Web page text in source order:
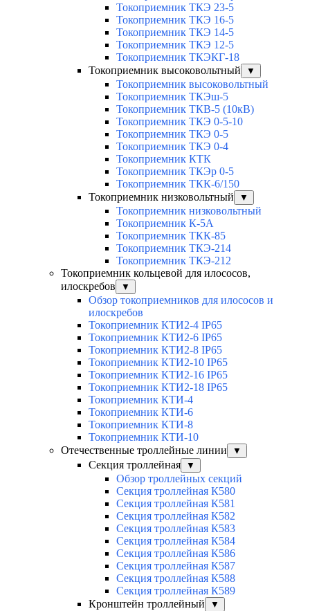
Токоприемник ТКЭ 23-5
Токоприемник ТКЭ 16-5
Токоприемник ТКЭ 14-5
Токоприемник ТКЭ 12-5
Токоприемник ТКЭКГ-18
Токоприемник высоковольтный
▼
Токоприемник высоковольтный
Токоприемник ТКЭш-5
Токоприемник ТКВ-5 (10кВ)
Токоприемник ТКЭ 0-5-10
Токоприемник ТКЭ 0-5
Токоприемник ТКЭ 0-4
Токоприемник КТК
Токоприемник ТКЭр 0-5
Токоприемник ТКК-6/150
Токоприемник низковольтный
▼
Токоприемник низковольтный
Токоприемник К-5А
Токоприемник ТКК-85
Токоприемник ТКЭ-214
Токоприемник ТКЭ-212
Токоприемник кольцевой для илососов,
илоскребов
▼
Обзор токоприемников для илососов и
илоскребов
Токоприемник КТИ2-4 IP65
Токоприемник КТИ2-6 IP65
Токоприемник КТИ2-8 IP65
Токоприемник КТИ2-10 IP65
Токоприемник КТИ2-16 IP65
Токоприемник КТИ2-18 IP65
Токоприемник КТИ-4
Токоприемник КТИ-6
Токоприемник КТИ-8
Токоприемник КТИ-10
Отечественные троллейные линии
▼
Секция троллейная ▼
Обзор троллейных секций
Секция троллейная К580
Секция троллейная К581
Секция троллейная К582
Секция троллейная К583
Секция троллейная К584
Секция троллейная К586
Секция троллейная К587
Секция троллейная К588
Секция троллейная К589
Кронштейн троллейный
▼